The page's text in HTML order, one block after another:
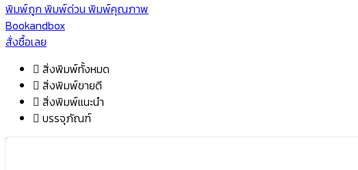
พิมพ์ถูก พิมพ์ด่วน พิมพ์คุณภาพ
Bookandbox
สั่งซื้อเลย
สิ่งพิมพ์ทั้งหมด
สิ่งพิมพ์ขายดี
สิ่งพิมพ์แนะนำ
บรรจุภัณฑ์